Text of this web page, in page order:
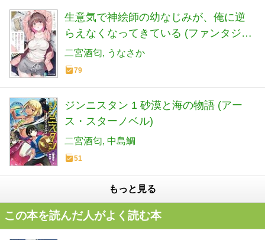
生意気で神絵師の幼なじみが、俺に逆
らえなくなってきている (ファンタジア
文庫)
二宮酒匂 うなさか
79
ジンニスタン 1 砂漠と海の物語 (アー
ス・スターノベル)
二宮酒匂 中島鯛
51
もっと見る
この本を読んだ人がよく読む本